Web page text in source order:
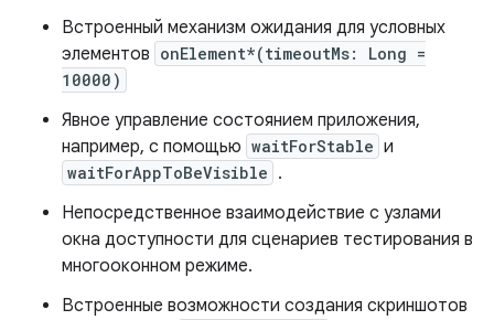
Встроенный механизм ожидания для условных
элементов onElement*(timeoutMs: Long =
10000)
Явное управление состоянием приложения,
например, с помощью waitForStable и
waitForAppToBeVisible .
Непосредственное взаимодействие с узлами
окна доступности для сценариев тестирования в
многооконном режиме.
Встроенные возможности создания скриншотов